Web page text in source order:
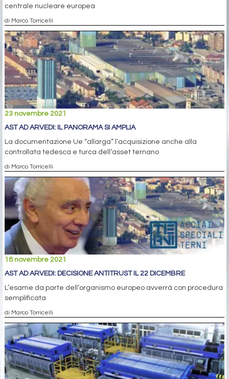
centrale nucleare europea
di Marco Torricelli
23 novembre 2021
AST AD ARVEDI: IL PANORAMA SI AMPLIA
La documentazione Ue “allarga” l’acquisizione anche alla
controllata tedesca e turca dell’asset ternano
di Marco Torricelli
18 novembre 2021
AST AD ARVEDI: DECISIONE ANTITRUST IL 22 DICEMBRE
L’esame da parte dell’organismo europeo avverrà con procedura
semplificata
di Marco Torricelli